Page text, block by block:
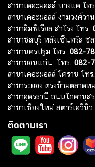
สาขาเดอะมอลล์ บางแค โทร.
สาขาเดอะมอลล์ งามวงศ์วา
สาขาอิมพีเรียล สำโรง โทร.
สาขาชลบุรี หลังเซ็นทรัล ชล
สาขานครปฐม โทร. 082-
สาขาขอนแก่น โทร. 082-
สาขาเดอะมอลล์ โคราช โทร.
สาขาระยอง ตรงข้ามตลาดห
สาขาอุดรธานี ถนนโภคานุส
สาขาเชียงใหม่ สตาร์เอวีนิว
ติดตามเรา